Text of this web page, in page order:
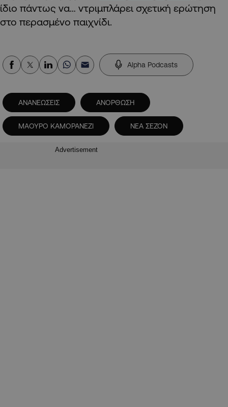
ίδιο πάντως να… ντριμπλάρει σχετική ερώτηση
στο περασμένο παιχνίδι.
Alpha Podcasts
ΑΝΑΝΕΩΣΕΙΣ ΑΝΟΡΘΩΣΗ
ΜΑΟΥΡΟ ΚΑΜΟΡΑΝΕΖΙ ΝΕΑ ΣΕΖΟΝ
Advertisement